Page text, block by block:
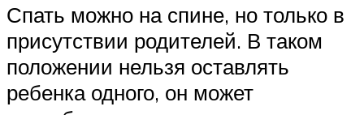
Спать можно на спине, но только в
присутствии родителей. В таком
положении нельзя оставлять
ребенка одного, он может